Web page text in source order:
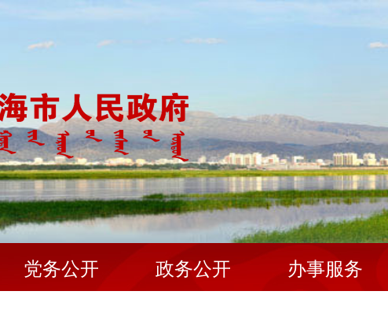
党务公开 政务公开 办事服务